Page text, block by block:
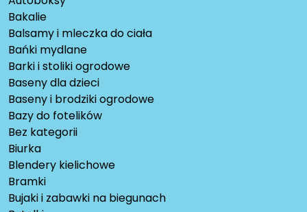
Bakalie
Balsamy i mleczka do ciała
Bańki mydlane
Barki i stoliki ogrodowe
Baseny dla dzieci
Baseny i brodziki ogrodowe
Bazy do fotelików
Bez kategorii
Biurka
Blendery kielichowe
Bramki
Bujaki i zabawki na biegunach